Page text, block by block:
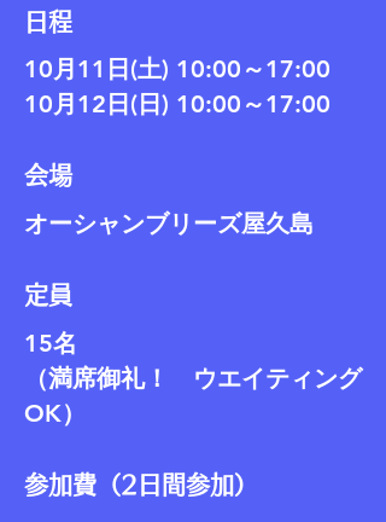
日程
10月11日(土) 10:00～17:00
10月12日(日) 10:00～17:00
会場
オーシャンブリーズ屋久島
定員
15名
（満席御礼！ ウエイティング
OK）
参加費（2日間参加）